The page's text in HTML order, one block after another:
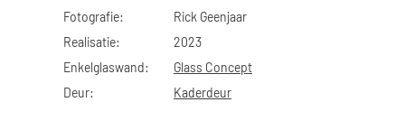
Fotografie:
Rick Geenjaar
Realisatie:
2023
Enkelglaswand:
Glass Concept
Deur:
Kaderdeur